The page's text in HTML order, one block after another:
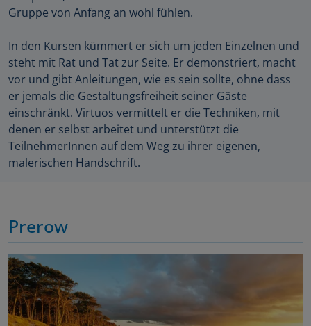
Gruppe von Anfang an wohl fühlen.
In den Kursen kümmert er sich um jeden Einzelnen und
steht mit Rat und Tat zur Seite. Er demonstriert, macht
vor und gibt Anleitungen, wie es sein sollte, ohne dass
er jemals die Gestaltungsfreiheit seiner Gäste
einschränkt. Virtuos vermittelt er die Techniken, mit
denen er selbst arbeitet und unterstützt die
TeilnehmerInnen auf dem Weg zu ihrer eigenen,
malerischen Handschrift.
Prerow